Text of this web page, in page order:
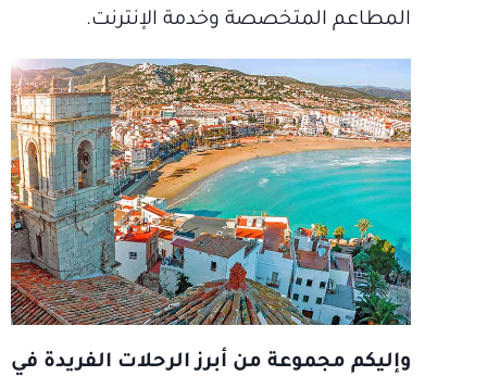
المطاعم المتخصصة وخدمة الإنترنت.
وإليكم مجموعة من أبرز الرحلات الفريدة في